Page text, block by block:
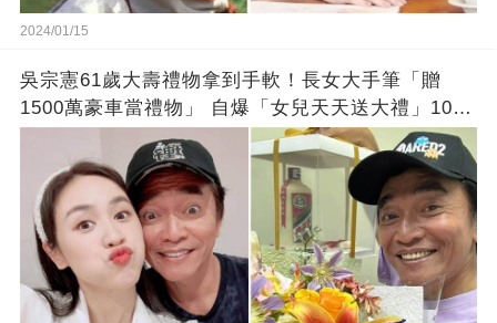
2024/01/15
吳宗憲61歲大壽禮物拿到手軟！長女大手筆「贈
1500萬豪車當禮物」 自爆「女兒天天送大禮」10年
徒弟也不甘示弱!